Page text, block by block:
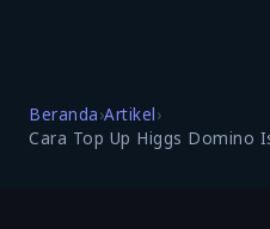
Beranda›Artikel›
Cara Top Up Higgs Domino